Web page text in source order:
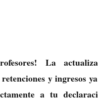
La
y ingresos
a tu